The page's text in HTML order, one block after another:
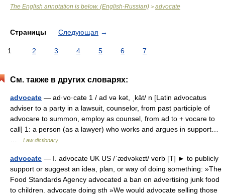
The English annotation is below. (English-Russian) > advocate
Страницы Следующая →
1 2 3 4 5 6 7
См. также в других словарях:
advocate — ad·vo·cate 1 / ad və kət, ˌkāt/ n [Latin advocatus
adviser to a party in a lawsuit, counselor, from past participle of
advocare to summon, employ as counsel, from ad to + vocare to
call] 1: a person (as a lawyer) who works and argues in support…
Law dictionary
advocate — Ⅰ. advocate UK US /ˈædvəkeɪt/ verb [T] ► to publicly
support or suggest an idea, plan, or way of doing something: »The
Food Standards Agency advocated a ban on advertising junk food
to children. advocate doing sth »We would advocate selling those